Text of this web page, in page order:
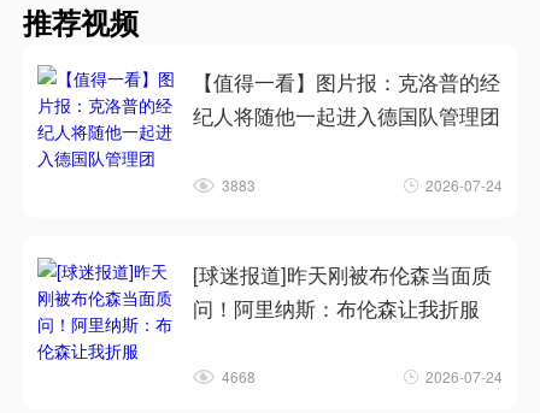
推荐视频
【值得一看】图片报：克洛普的经
纪人将随他一起进入德国队管理团
3883 2026-07-24
[球迷报道]昨天刚被布伦森当面质
问！阿里纳斯：布伦森让我折服
4668 2026-07-24